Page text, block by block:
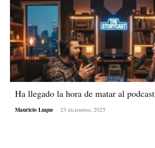
Ha llegado la hora de matar al podcast
Mauricio Luque - 23 diciembre, 2025